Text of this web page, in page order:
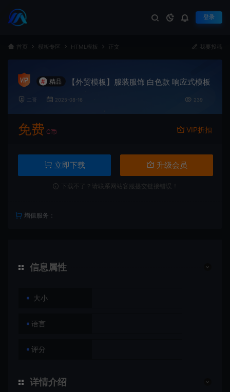
登录
首页 模板专区 HTML模板 正文 我要投稿
# 精品 【外贸模板】服装服饰 白色款 响应式模板
二哥 2025-08-16 239
免费 C币 VIP折扣
立即下载 升级会员
下载不了？请联系网站客服提交链接错误！
增值服务：
信息属性
大小
语言
评分
详情介绍